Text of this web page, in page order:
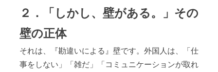
２．「しかし、壁がある。」その
壁の正体
それは、『勘違いによる』壁です。外国人は、「仕
事をしない」「雑だ」「コミュニケーションが取れ